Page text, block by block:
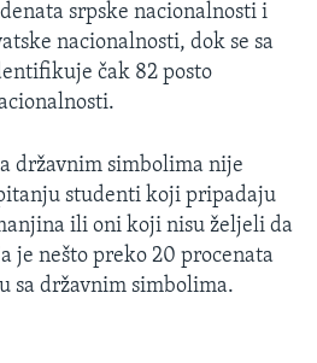
srpske nacionalnosti i
nacionalnosti, dok se sa
čak 82 posto
državnim simbolima nije
studenti koji pripadaju
ili oni koji nisu željeli da
je nešto preko 20 procenata
sa državnim simbolima.